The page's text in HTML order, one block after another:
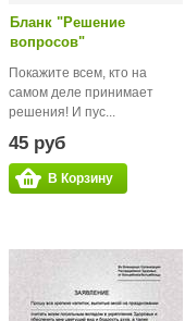
Бланк "Решение
вопросов"
Покажите всем, кто на
самом деле принимает
решения! И пус...
45 руб
В Корзину